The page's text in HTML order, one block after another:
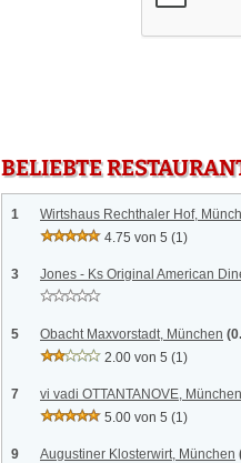
BELIEBTE
1
Wirtshaus Rechthaler Hof,
4.75 von 5 (1)
3 Jones - Ks Original American
5 Obacht Maxvorstadt, München
2.00 von 5 (1)
7
vi vadi OTTANTANOVE, München
5.00 von 5 (1)
9 Augustiner Klosterwirt, München